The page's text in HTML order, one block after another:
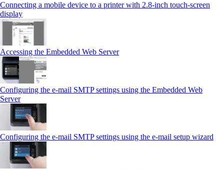
Connecting a mobile device to a printer with 2.8‑inch touch‑screen
display
Accessing the Embedded Web Server
Configuring the e-mail SMTP settings using the Embedded Web
Server
Configuring the e-mail SMTP settings using the e‑mail setup wizard